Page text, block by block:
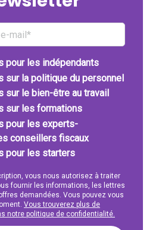
pour les indépendants
sur la politique du personnel
sur le bien-être au travail
sur les formations
pour les experts-
conseillers fiscaux
pour les starters
vous nous autorisez à traiter
fournir les informations, les lettres
demandées. Vous pouvez vous
Vous trouverez plus de
notre politique de confidentialité.